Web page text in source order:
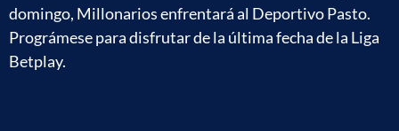
domingo, Millonarios enfrentará al Deportivo Pasto.
Prográmese para disfrutar de la última fecha de la Liga
Betplay.